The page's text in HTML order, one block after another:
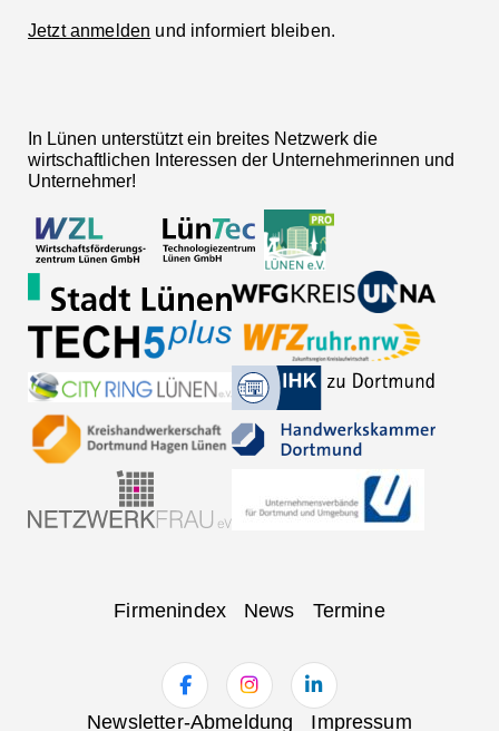
Jetzt anmelden und informiert bleiben.
In Lünen unterstützt ein breites Netzwerk die
wirtschaftlichen Interessen der Unternehmerinnen und
Unternehmer!
Firmenindex News Termine
NavigationNewsletter-Abmeldung Impressum